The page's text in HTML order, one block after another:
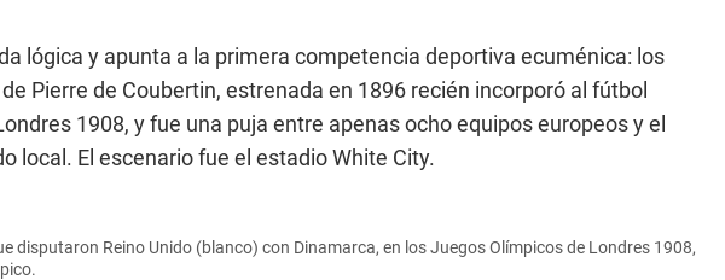
lógica y apunta a la primera competencia deportiva ecuménica: los
Pierre de Coubertin, estrenada en 1896 recién incorporó al fútbol
1908, y fue una puja entre apenas ocho equipos europeos y el
local. El escenario fue el estadio White City.
disputaron Reino Unido (blanco) con Dinamarca, en los Juegos Olímpicos de Londres 1908,